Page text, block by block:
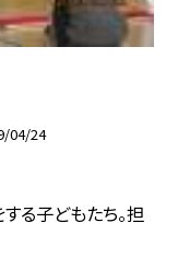
04/24
る子どもたち。担